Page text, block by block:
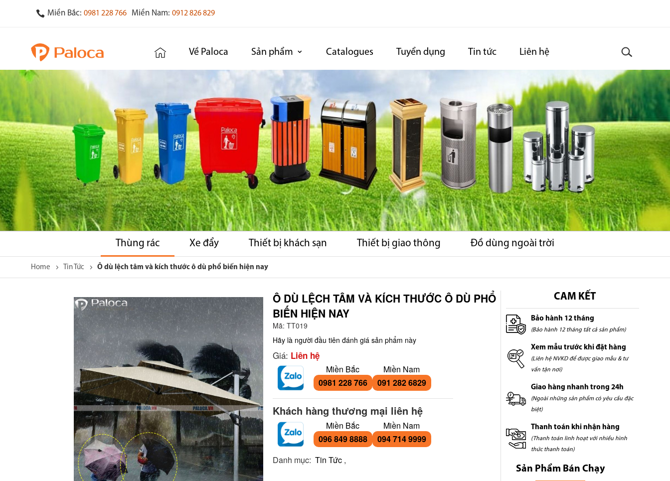
Miền Bắc: 0981 228 766 Miền Nam: 0912 826 829
Về Paloca Sản phẩm Catalogues Tuyển dụng Tin tức Liên hệ
Thùng rác Xe đẩy Thiết bị khách sạn Thiết bị giao thông Đồ dùng ngoài trời
Home Tin Tức Ô dù lệch tâm và kích thước ô dù phổ biến hiện nay
Ô DÙ LỆCH TÂM VÀ KÍCH THƯỚC Ô DÙ PHỔ
BIẾN HIỆN NAY
Mã: TT019
Hãy là người đầu tiên đánh giá sản phẩm này
Giá: Liên hệ
Miền Bắc
0981 228 766
Miền Nam
091 282 6829
Khách hàng thương mại liên hệ
Miền Bắc
096 849 8888
Miền Nam
094 714 9999
Danh mục: Tin Tức ,
CAM KẾT
Bảo hành 12 tháng
(Bảo hành 12 tháng tất cả sản phẩm)
Xem mẫu trước khi đặt hàng
(Liên hệ NVKD để được giao mẫu & tư
vấn tận nơi)
Giao hàng nhanh trong 24h
(Ngoài những sản phẩm có yêu cầu đặc
biệt)
Thanh toán khi nhận hàng
(Thanh toán linh hoạt với nhiều hình
thức thanh toán)
Sản Phẩm Bán Chạy